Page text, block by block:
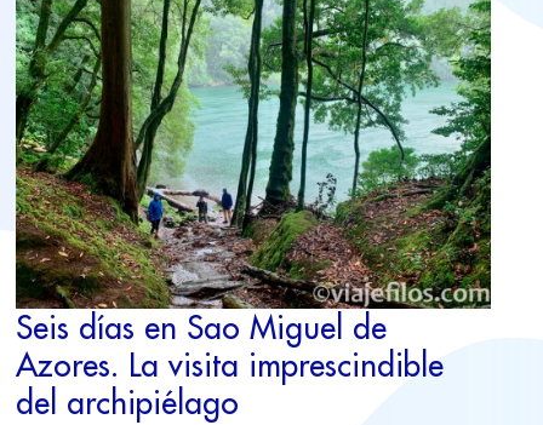
Seis días en Sao Miguel de
Azores. La visita imprescindible
del archipiélago
EN
SAO
MIGUEL
DE
AZORES.
LA
VISITA
IMPRESCINDIBLE
DEL
ARCHIPIÉLAGO